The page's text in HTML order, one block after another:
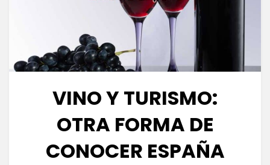
VINO Y TURISMO:
OTRA FORMA DE
CONOCER ESPAÑA